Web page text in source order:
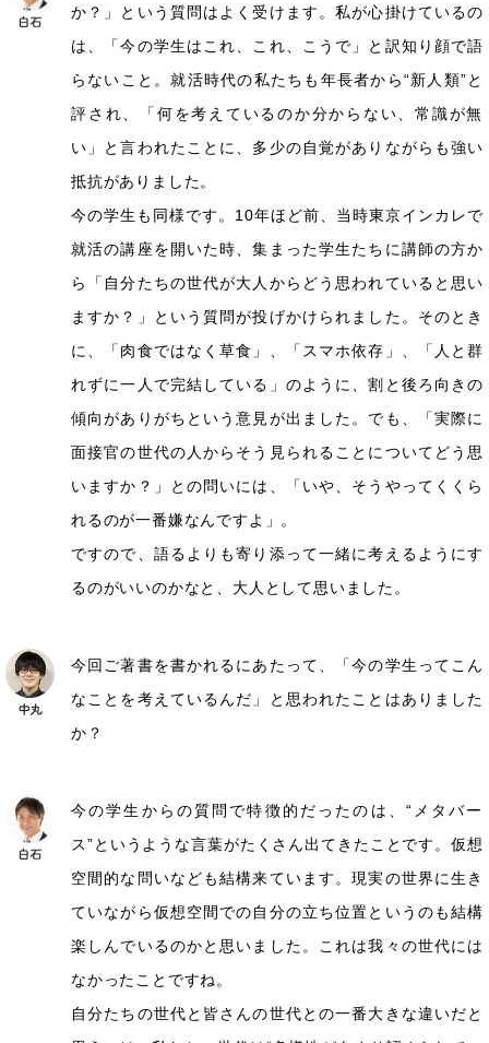
か？」という質問はよく受けます。私が心掛けているの
は、「今の学生はこれ、これ、こうで」と訳知り顔で語
らないこと。就活時代の私たちも年長者から“新人類”と
評され、「何を考えているのか分からない、常識が無
い」と言われたことに、多少の自覚がありながらも強い
抵抗がありました。
今の学生も同様です。10年ほど前、当時東京インカレで
就活の講座を開いた時、集まった学生たちに講師の方か
ら「自分たちの世代が大人からどう思われていると思い
ますか？」という質問が投げかけられました。そのとき
に、「肉食ではなく草食」、「スマホ依存」、「人と群
れずに一人で完結している」のように、割と後ろ向きの
傾向がありがちという意見が出ました。でも、「実際に
面接官の世代の人からそう見られることについてどう思
いますか？」との問いには、「いや、そうやってくくら
れるのが一番嫌なんですよ」。
ですので、語るよりも寄り添って一緒に考えるようにす
るのがいいのかなと、大人として思いました。
今回ご著書を書かれるにあたって、「今の学生ってこん
なことを考えているんだ」と思われたことはありました
か？
今の学生からの質問で特徴的だったのは、“メタバー
ス”というような言葉がたくさん出てきたことです。仮想
空間的な問いなども結構来ています。現実の世界に生き
ていながら仮想空間での自分の立ち位置というのも結構
楽しんでいるのかと思いました。これは我々の世代には
なかったことですね。
自分たちの世代と皆さんの世代との一番大きな違いだと